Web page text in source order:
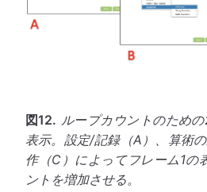
図12. ループカウントのため
表示。設定/記録（A）、算術
作（C）によってフレーム1の
ントを増加させる。